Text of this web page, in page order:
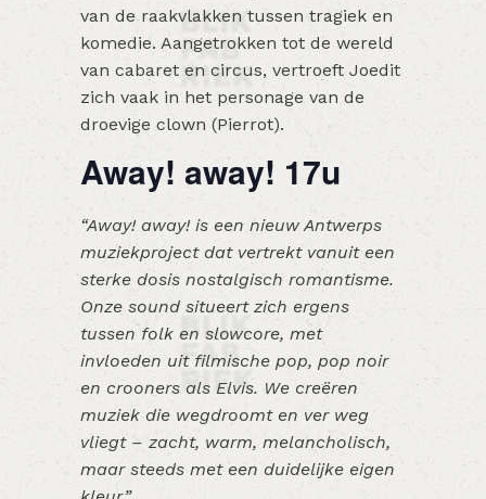
van de raakvlakken tussen tragiek en
komedie. Aangetrokken tot de wereld
van cabaret en circus, vertroeft Joedit
zich vaak in het personage van de
droevige clown (Pierrot).
Away! away! 17u
“Away! away! is een nieuw Antwerps
muziekproject dat vertrekt vanuit een
sterke dosis nostalgisch romantisme.
Onze sound situeert zich ergens
tussen folk en slowcore, met
invloeden uit filmische pop, pop noir
en crooners als Elvis. We creëren
muziek die wegdroomt en ver weg
vliegt – zacht, warm, melancholisch,
maar steeds met een duidelijke eigen